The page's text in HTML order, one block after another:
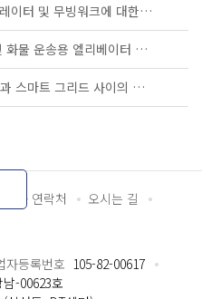
KS B ISO/TS 25740-1 - 에스컬레이터 및 무빙워크에 대한 안전요건 — 제1부: 세계공통 필수 안전요건(GESRs)
KS B ISO/TS 8100-21 - 승객 및 화물 운송용 엘리베이터 —제21부: 세계공통 필수안전요건(GESRs)을 충족하는 세계공통 안전 파라미터(GSPs)
KS C IEC TS 62872 - 산업 시설과 스마트 그리드 사이의 산업 공정 측정, 제어 및 자동화 시스템 인터페이스
담당자 연락처
오시는 길
자등록번호 105-82-00617
-00623호